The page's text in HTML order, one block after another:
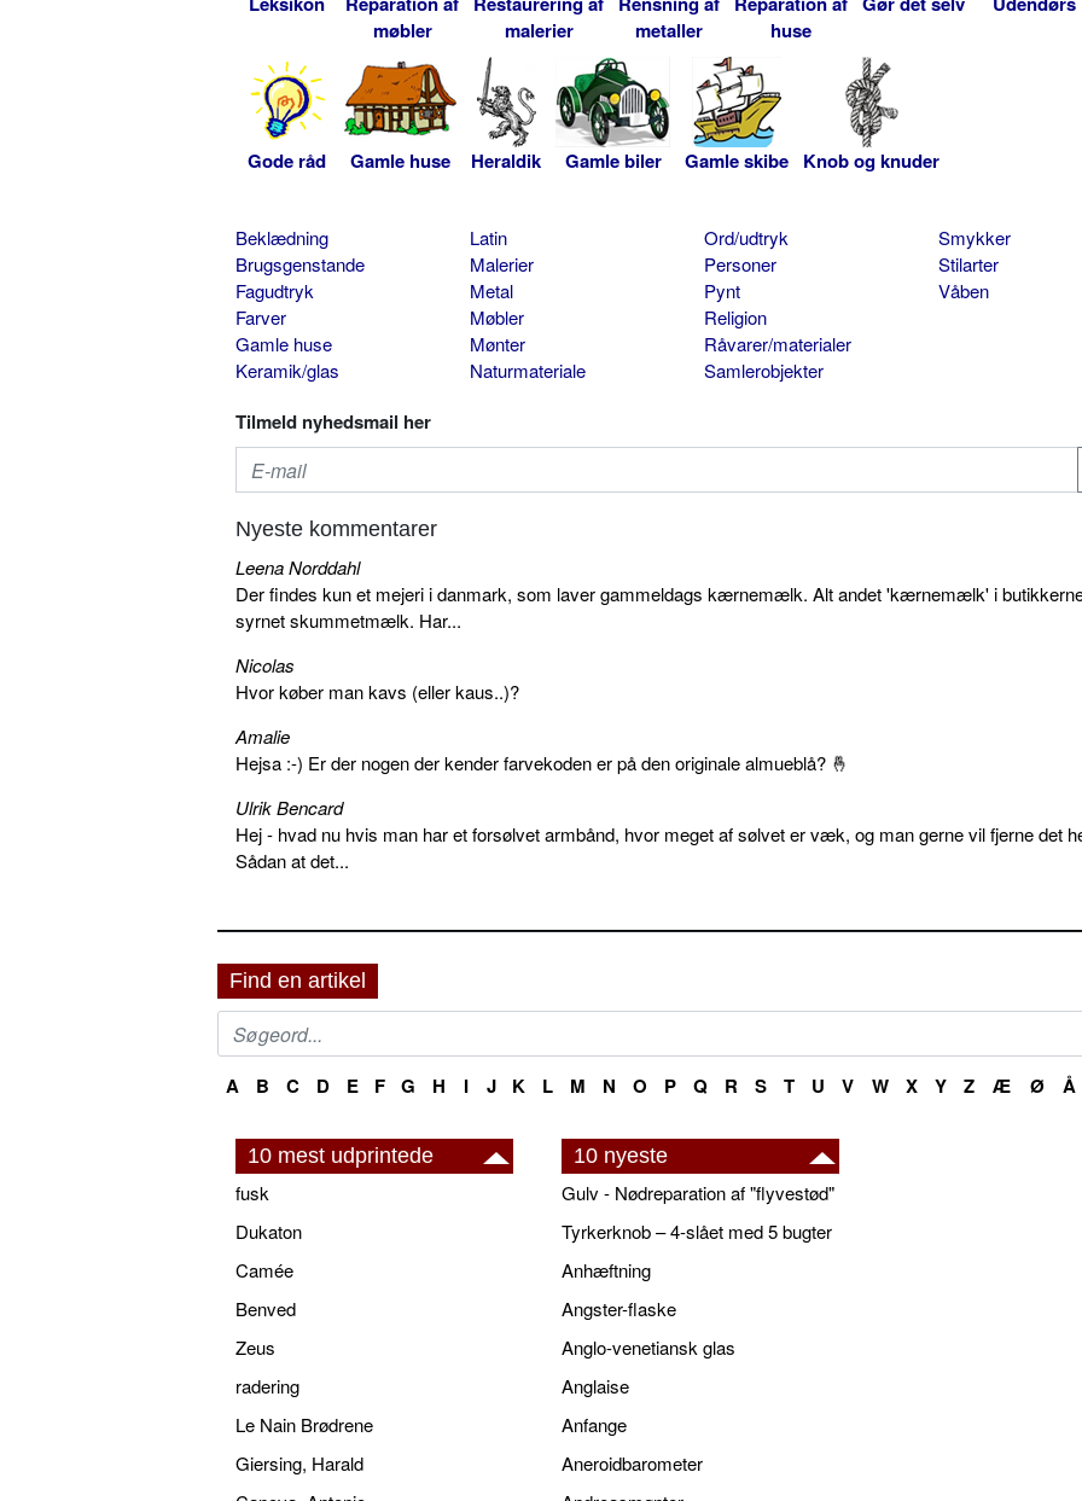
møbler
malerier
metaller
huse
Gode råd Gamle huse Heraldik Gamle biler Gamle skibe Knob og knuder
Beklædning
Brugsgenstande
Fagudtryk
Farver
Gamle huse
Keramik/glas
Latin
Malerier
Metal
Møbler
Mønter
Naturmateriale
Ord/udtryk
Personer
Pynt
Religion
Råvarer/materialer
Samlerobjekter
Smykker
Stilarter
Våben
Tilmeld nyhedsmail her
Nyeste kommentarer
Leena Norddahl
Der findes kun et mejeri i danmark, som laver gammeldags kærnemælk. Alt andet 'kærnemælk' i
syrnet skummetmælk. Har...
Nicolas
Hvor køber man kavs (eller kaus..)?
Amalie
Hejsa :-) Er der nogen der kender farvekoden er på den originale almueblå? 🤞
Ulrik Bencard
Hej - hvad nu hvis man har et forsølvet armbånd, hvor meget af sølvet er væk, og man gerne vil fjerne det
Sådan at det...
Find en artikel
A B C D E F G H I J K L M N O P Q R S T U V W X Y Z Æ Ø Å
10 mest udprintede
fusk
Dukaton
Camée
Benved
Zeus
radering
Le Nain Brødrene
Giersing, Harald
10 nyeste
Gulv - Nødreparation af "flyvestød"
Tyrkerknob – 4-slået med 5 bugter
Anhæftning
Angster-flaske
Anglo-venetiansk glas
Anglaise
Anfange
Aneroidbarometer